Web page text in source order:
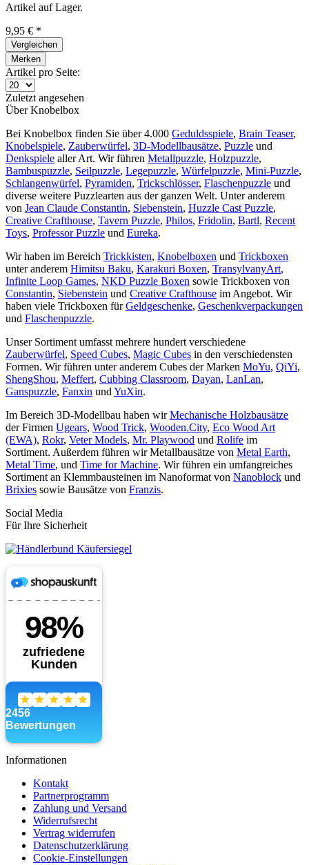
Artikel auf Lager.
9,95 € *
Vergleichen
Merken
Artikel pro Seite:
Zuletzt angesehen
Über Knobelbox
Bei Knobelbox finden Sie über 4.000 Geduldsspiele, Brain Teaser,
Knobelspiele, Zauberwürfel, 3D-Modellbausätze, Puzzle und
Denkspiele aller Art. Wir führen Metallpuzzle, Holzpuzzle,
Bambuspuzzle, Seilpuzzle, Legepuzzle, Würfelpuzzle, Mini-Puzzle,
Schlangenwürfel, Pyramiden, Trickschlösser, Flaschenpuzzle und
diverse weitere Puzzlearten aus der ganzen Welt. Unter anderem
von Jean Claude Constantin, Siebenstein, Huzzle Cast Puzzle,
Creative Crafthouse, Tavern Puzzle, Philos, Fridolin, Bartl, Recent
Toys, Professor Puzzle und Eureka.
Wir haben im Bereich Trickkisten, Knobelboxen und Trickboxen
unter anderem Himitsu Baku, Karakuri Boxen, TransylvanyArt,
Infinite Loop Games, NKD Puzzle Boxen sowie Trickboxen von
Constantin, Siebenstein und Creative Crafthouse im Angebot. Wir
haben viele Trickboxen fürGeldgeschenke, Geschenkverpackungen
und Flaschenpuzzle.
Unser Sortiment umfasst mehrere hundert verschiedene
Zauberwürfel, Speed Cubes, Magic Cubes in den verschiedensten
Formen. Wir führen unter anderem Cubes der Marken MoYu, QiYi,
ShengShou, Meffert, Cubbing Classroom, Dayan, LanLan,
Ganspuzzle, Fanxin und YuXin.
Im Bereich 3D-Modellbau haben wirMechanische Holzbausätze
der Firmen Ugears, Wood Trick, Wooden.City, Eco Wood Art
(EWA), Rokr, Veter Models, Mr. Playwood und Rolife im
Sortiment. Außerdem führen wir Metallbausätze von Metal Earth,
Metal Time, und Time for Machine. Wir führen ein umfangreiches
Sortiment an Klemmbausteinen im Nanoformat von Nanoblock und
Brixies sowie Bausätze von Franzis.
Social Media
Für Ihre Sicherheit
Informationen
Kontakt
Partnerprogramm
Zahlung und Versand
Widerrufsrecht
Vertrag widerrufen
Datenschutzerklärung
Cookie-Einstellungen